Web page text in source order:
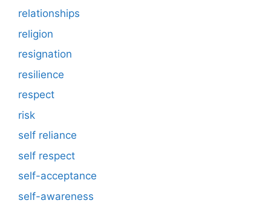
relationships
religion
resignation
resilience
respect
risk
self reliance
self respect
self-acceptance
self-awareness